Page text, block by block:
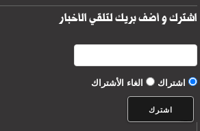
اشترك و أضف بريك لتلقي الأخبار
اشتراك الغاء الأشتراك